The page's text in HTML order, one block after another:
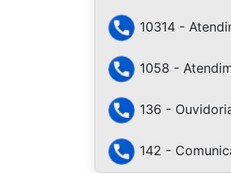
10314 -
1058 -
136 -
142 -